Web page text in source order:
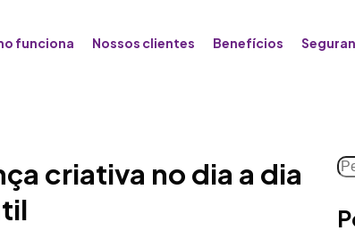
funciona Nossos clientes Benefícios
criativa no dia a dia